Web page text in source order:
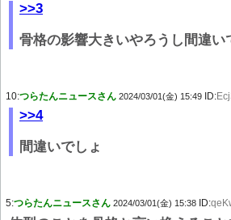
>>3
骨格の影響大きいやろうし間違い
10:つらたんニュースさん 2024/03/01(金) 15:49 ID:
>>4
間違いでしょ
5:つらたんニュースさん 2024/03/01(金) 15:38 ID: